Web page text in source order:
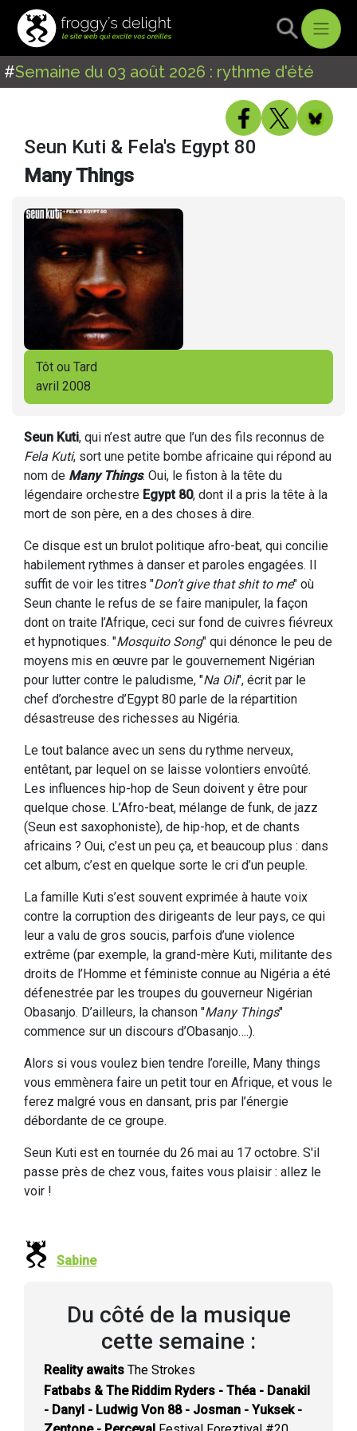
#Semaine du 03 août 2026 : rythme d'été
Seun Kuti & Fela's Egypt 80
Many Things
Tôt ou Tard
avril 2008
Seun Kuti, qui n’est autre que l’un des fils reconnus de
Fela Kuti, sort une petite bombe africaine qui répond au
nom de Many Things. Oui, le fiston à la tête du
légendaire orchestre Egypt 80, dont il a pris la tête à la
mort de son père, en a des choses à dire.
Ce disque est un brulot politique afro-beat, qui concilie
habilement rythmes à danser et paroles engagées. Il
suffit de voir les titres "Don’t give that shit to me" où
Seun chante le refus de se faire manipuler, la façon
dont on traite l’Afrique, ceci sur fond de cuivres fiévreux
et hypnotiques. "Mosquito Song" qui dénonce le peu de
moyens mis en œuvre par le gouvernement Nigérian
pour lutter contre le paludisme, "Na Oil", écrit par le
chef d’orchestre d’Egypt 80 parle de la répartition
désastreuse des richesses au Nigéria.
Le tout balance avec un sens du rythme nerveux,
entêtant, par lequel on se laisse volontiers envoûté.
Les influences hip-hop de Seun doivent y être pour
quelque chose. L’Afro-beat, mélange de funk, de jazz
(Seun est saxophoniste), de hip-hop, et de chants
africains ? Oui, c’est un peu ça, et beaucoup plus : dans
cet album, c’est en quelque sorte le cri d’un peuple.
La famille Kuti s’est souvent exprimée à haute voix
contre la corruption des dirigeants de leur pays, ce qui
leur a valu de gros soucis, parfois d’une violence
extrême (par exemple, la grand-mère Kuti, militante des
droits de l’Homme et féministe connue au Nigéria a été
défenestrée par les troupes du gouverneur Nigérian
Obasanjo. D’ailleurs, la chanson "Many Things"
commence sur un discours d’Obasanjo….).
Alors si vous voulez bien tendre l’oreille, Many things
vous emmènera faire un petit tour en Afrique, et vous le
ferez malgré vous en dansant, pris par l’énergie
débordante de ce groupe.
Seun Kuti est en tournée du 26 mai au 17 octobre. S'il
passe près de chez vous, faites vous plaisir : allez le
voir !
Sabine
Du côté de la musique
cette semaine :
Reality awaits The Strokes
Fatbabs & The Riddim Ryders - Théa - Danakil
- Danyl - Ludwig Von 88 - Josman - Yuksek -